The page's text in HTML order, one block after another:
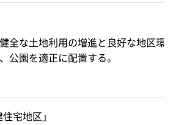
全な土地利用の増進と良好な地区
公園を適正に配置する。
住宅地区」